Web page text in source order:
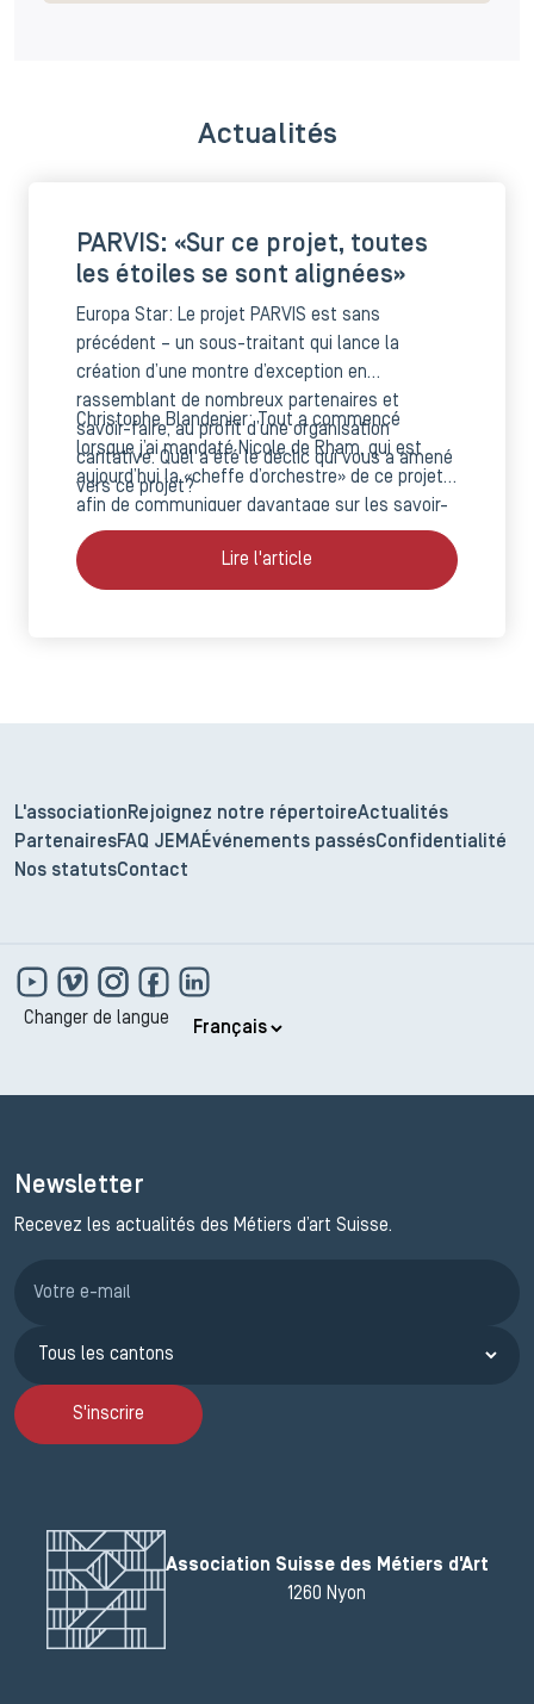
Actualités
PARVIS: «Sur ce projet, toutes
les étoiles se sont alignées»
Europa Star: Le projet PARVIS est sans
précédent – un sous-traitant qui lance la
création d’une montre d’exception en
rassemblant de nombreux partenaires et
savoir-faire, au profit d’une organisation
caritative. Quel a été le déclic qui vous a amené
vers ce projet?
Christophe Blandenier: Tout a commencé
lorsque j’ai mandaté Nicole de Rham, qui est
aujourd’hui la «cheffe d’orchestre» de ce projet,
afin de communiquer davantage sur les savoir-
faire de notre société. Nous souhaitions
communiquer sur les métiers, mais également
sur la formation, car trouver du personnel
Lire l'article
L'association Rejoignez notre répertoireActualités
PartenairesFAQ JEMAÉvénements passésConfidentialité
Nos statutsContact
Changer de langue
Newsletter
Recevez les actualités des Métiers d’art Suisse.
S'inscrire
Association Suisse des Métiers d'Art
1260 Nyon